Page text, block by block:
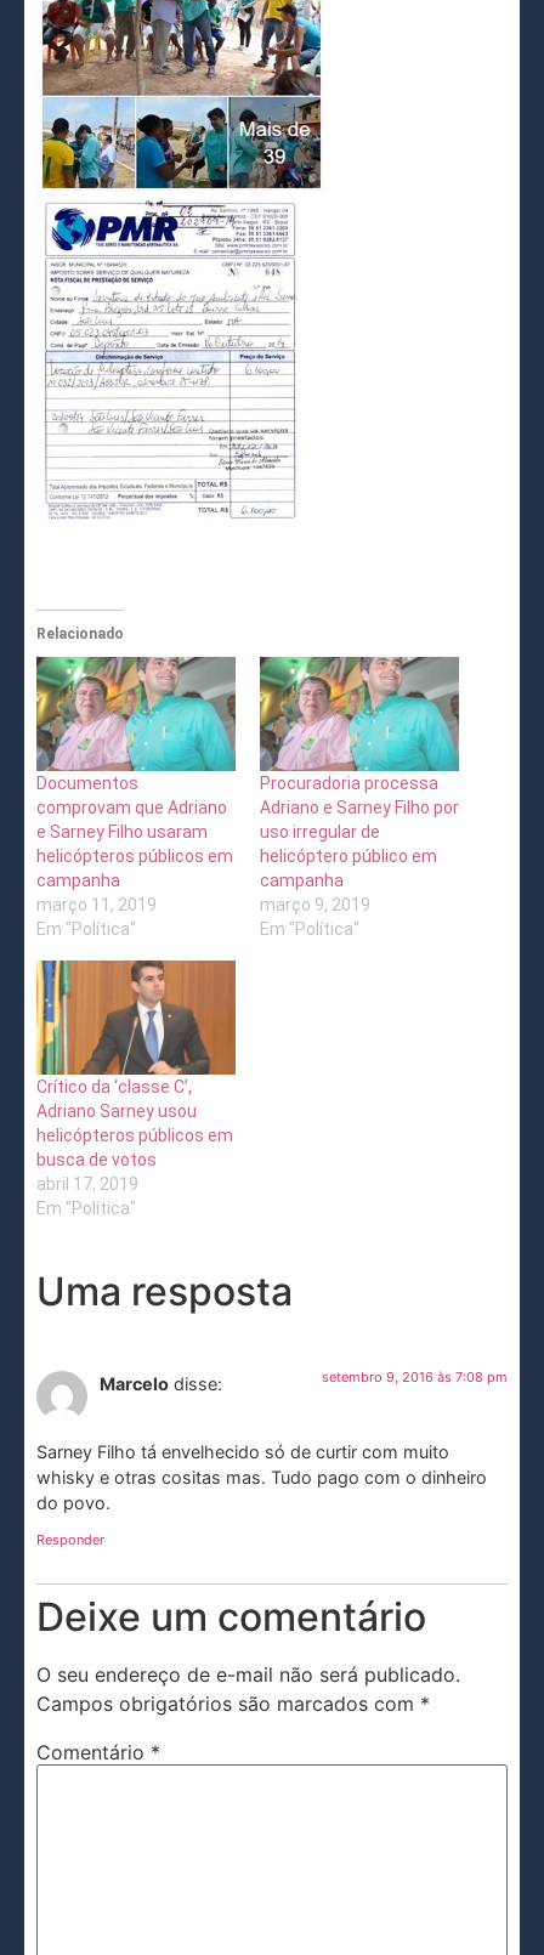
Relacionado
Documentos
comprovam que Adriano
e Sarney Filho usaram
helicópteros públicos em
campanha
março 11, 2019
Em "Política"
Procuradoria processa
Adriano e Sarney Filho por
uso irregular de
helicóptero público em
campanha
março 9, 2019
Em "Política"
Crítico da ‘classe C’,
Adriano Sarney usou
helicópteros públicos em
busca de votos
abril 17, 2019
Em "Política"
Uma resposta
Marcelo disse: setembro 9, 2016 às 7:08 pm
Sarney Filho tá envelhecido só de curtir com muito
whisky e otras cositas mas. Tudo pago com o dinheiro
do povo.
Responder
Deixe um comentário
O seu endereço de e-mail não será publicado.
Campos obrigatórios são marcados com *
Comentário *